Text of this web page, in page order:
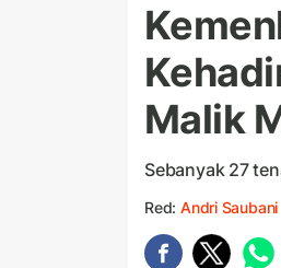
Malik
Sebanyak 27
Red: Andri Saubani